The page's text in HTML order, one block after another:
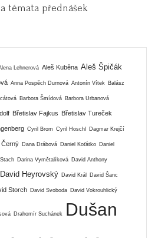
témata přednášek
Lehnerová Aleš Kuběna Aleš Špičák
Anna Pospěch Durnová Antonín Vítek Balász
Barbora Šmídová Barbora Urbanová
Břetislav Fajkus Břetislav Tureček
Cyril Brom Cyril Hoschl Dagmar Krejčí
Černý Dana Drábová Daniel Koťátko Daniel
Darina Vymětalíková David Anthony
David Heyrovský David Král David Šanc
Storch David Svoboda David Vokrouhlický
Drahomír Suchánek
Dušan